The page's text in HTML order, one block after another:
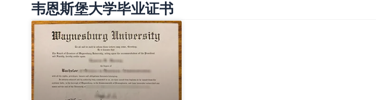
韦恩斯堡大学毕业证书